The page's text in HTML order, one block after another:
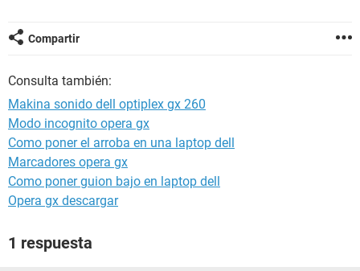
Compartir
Consulta también:
Makina sonido dell optiplex gx 260
Modo incognito opera gx
Como poner el arroba en una laptop dell
Marcadores opera gx
Como poner guion bajo en laptop dell
Opera gx descargar
1 respuesta